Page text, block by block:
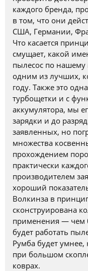
каждого бренда,
в том, что они
США, Германии,
Что касается
смущает, какой
пылесос по нашему
одним из лучших,
году. Также это
турбощетки и с
аккумулятора, мы
зарядки и до
заявленных, но
множества
прохождением
практически
производителем
хороший
Волкинза в
сконструирована
применения — чем
будет работать
Румба будет умнее,
при большом
коврах.